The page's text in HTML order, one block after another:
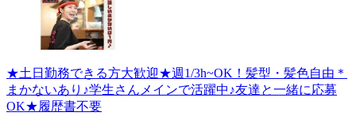
★土日勤務できる方大歓迎★週1/3h~OK！髪型・髪色自由＊
まかないあり♪学生さんメインで活躍中♪友達と一緒に応募
OK★履歴書不要